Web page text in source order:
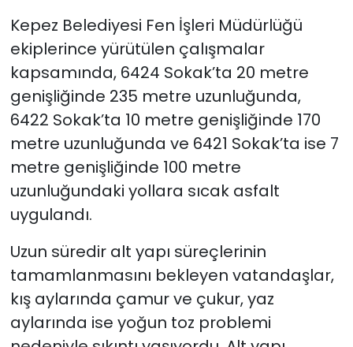
Kepez Belediyesi Fen İşleri Müdürlüğü
ekiplerince yürütülen çalışmalar
kapsamında, 6424 Sokak’ta 20 metre
genişliğinde 235 metre uzunluğunda,
6422 Sokak’ta 10 metre genişliğinde 170
metre uzunluğunda ve 6421 Sokak’ta ise 7
metre genişliğinde 100 metre
uzunluğundaki yollara sıcak asfalt
uygulandı.
Uzun süredir alt yapı süreçlerinin
tamamlanmasını bekleyen vatandaşlar,
kış aylarında çamur ve çukur, yaz
aylarında ise yoğun toz problemi